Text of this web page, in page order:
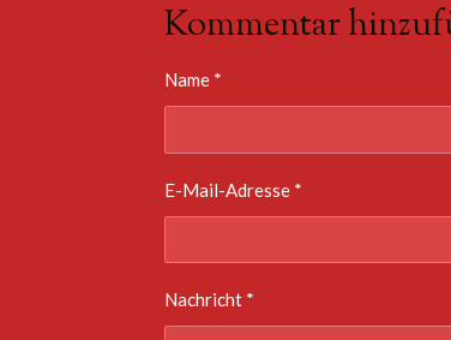
l
e
e
e
Kommentar
Name *
E-Mail-Adresse *
Nachricht *